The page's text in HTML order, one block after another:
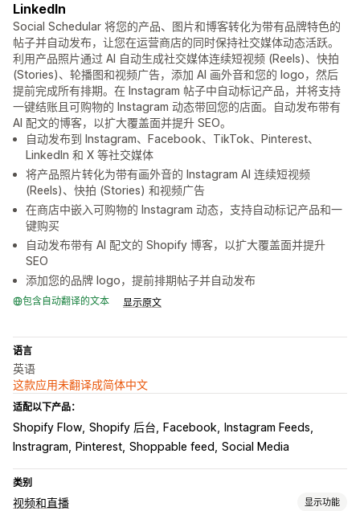
LinkedIn
Social Schedular 将您的产品、图片和博客转化为带有品牌特色的
帖子并自动发布，让您在运营商店的同时保持社交媒体动态活跃。
利用产品照片通过 AI 自动生成社交媒体连续短视频 (Reels)、快拍
(Stories)、轮播图和视频广告，添加 AI 画外音和您的 logo，然后
提前完成所有排期。在 Instagram 帖子中自动标记产品，并将支持
一键结账且可购物的 Instagram 动态带回您的店面。自动发布带有
AI 配文的博客，以扩大覆盖面并提升 SEO。
自动发布到 Instagram、Facebook、TikTok、Pinterest、
LinkedIn 和 X 等社交媒体
将产品照片转化为带有画外音的 Instagram AI 连续短视频
(Reels)、快拍 (Stories) 和视频广告
在商店中嵌入可购物的 Instagram 动态，支持自动标记产品和一
键购买
自动发布带有 AI 配文的 Shopify 博客，以扩大覆盖面并提升
SEO
添加您的品牌 logo，提前排期帖子并自动发布
包含自动翻译的文本 显示原文
语言
英语
这款应用未翻译成简体中文
适配以下产品：
Shopify Flow Shopify 后台 Facebook
Instagram Feeds
Instragram
Pinterest Shoppable feed Social Media
类别
视频和直播 显示功能